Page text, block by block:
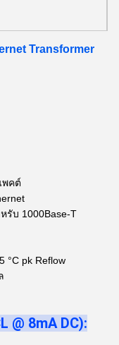
Transformer
พคต์
รับ 1000Base-T
°C pk Reflow
@ 8mA DC):